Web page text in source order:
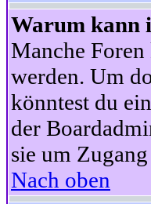
Warum kann
Manche
werden. Um
könntest du
der
sie um
Nach oben